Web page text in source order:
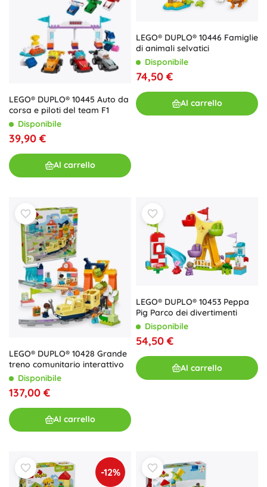
LEGO® DUPLO® 10445 Auto da
corsa e piloti del team F1
Disponibile
39,90 €
Al carrello
LEGO® DUPLO® 10446 Famiglie
di animali selvatici
Disponibile
74,50 €
Al carrello
LEGO® DUPLO® 10428 Grande
treno comunitario interattivo
Disponibile
137,00 €
Al carrello
LEGO® DUPLO® 10453 Peppa
Pig Parco dei divertimenti
Disponibile
54,50 €
Al carrello
-12%